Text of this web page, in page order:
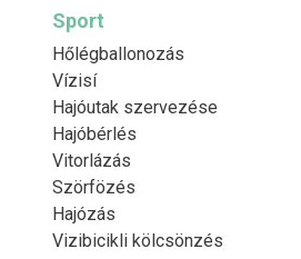
Sport
Hőlégballonozás
Vízisí
Hajóutak szervezése
Hajóbérlés
Vitorlázás
Szörfözés
Hajózás
Vizibicikli kölcsönzés